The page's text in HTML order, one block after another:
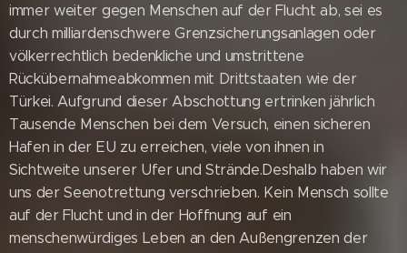
immer weiter gegen Menschen auf der Flucht ab, sei es
durch milliardenschwere Grenzsicherungsanlagen oder
völkerrechtlich bedenkliche und umstrittene
Rückübernahmeabkommen mit Drittstaaten wie der
Türkei. Aufgrund dieser Abschottung ertrinken jährlich
Tausende Menschen bei dem Versuch, einen sicheren
Hafen in der EU zu erreichen, viele von ihnen in
Sichtweite unserer Ufer und Strände.Deshalb haben wir
uns der Seenotrettung verschrieben. Kein Mensch sollte
auf der Flucht und in der Hoffnung auf ein
menschenwürdiges Leben an den Außengrenzen der